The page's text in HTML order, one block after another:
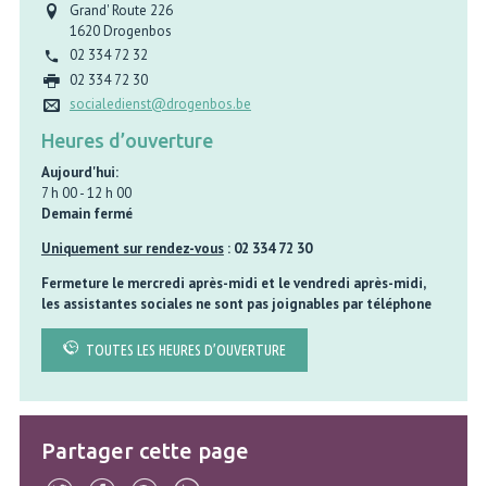
Grand' Route 226
1620Drogenbos
02 334 72 32
02 334 72 30
socialedienst@drogenbos.be
Heures d’ouverture
Aujourd'hui:
7 h 00-12 h 00
Demain fermé
Uniquement sur rendez-vous: 02 334 72 30
Fermeture le mercredi après-midi et le vendredi après-midi,
les assistantes sociales ne sont pas joignables par téléphone
TOUTES LES HEURES D’OUVERTURE
Partager cette page